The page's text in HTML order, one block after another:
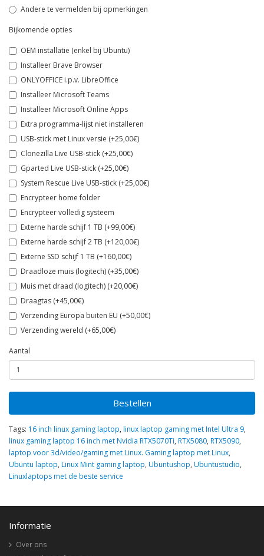
Andere te vermelden bij opmerkingen
Bijkomende opties
OEM installatie (enkel bij Ubuntu)
Installeer Brave Browser
ONLYOFFICE i.p.v. LibreOffice
Installeer Microsoft Teams
Installeer Microsoft Online Apps
Extra programma-lijst niet installeren
USB-stick met Linux versie (+25,00€)
Clonezilla Live USB-stick (+25,00€)
Gparted Live USB-stick (+25,00€)
System Rescue Live USB-stick (+25,00€)
Encrypteer home folder
Encrypteer volledig systeem
Externe harde schijf 1 TB (+99,00€)
Externe harde schijf 2 TB (+120,00€)
Externe SSD schijf 1 TB (+160,00€)
Draadloze muis (logitech) (+35,00€)
Muis met draad (logitech) (+20,00€)
Draagtas (+45,00€)
Verzending Europa buiten EU (+50,00€)
Verzending wereld (+65,00€)
Aantal
Bestellen
Tags: 16 inch linux gaming laptop, linux laptop gaming met Intel Ultra 9,
linux gaming laptop 16 inch met Nvidia RTX5070Ti, RTX5080, RTX5090,
laptop voor 3d/video/gaming met Linux. Gaming laptop met Linux,
Ubuntu laptop, Linux Mint gaming laptop, Ubuntushop, Ubuntustudio,
Linuxlaptops met de beste service
Informatie
Over ons